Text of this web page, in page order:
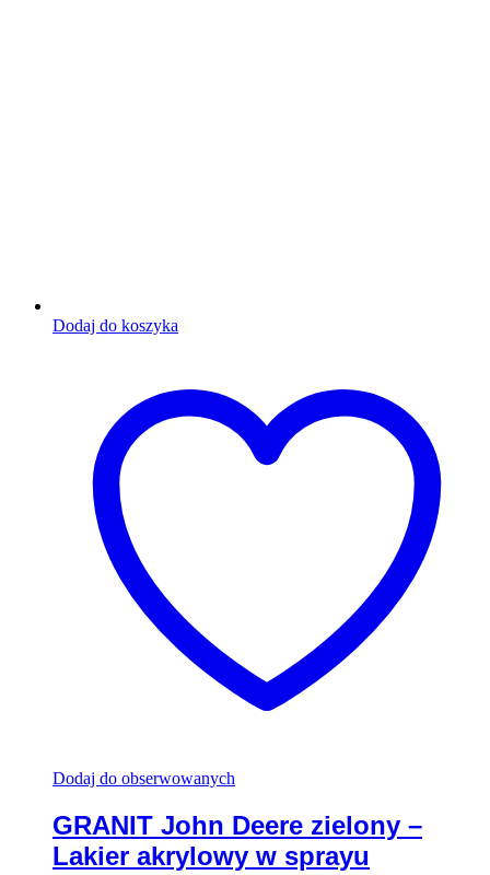
Dodaj do koszyka
Dodaj do obserwowanych
GRANIT John Deere zielony –
Lakier akrylowy w sprayu